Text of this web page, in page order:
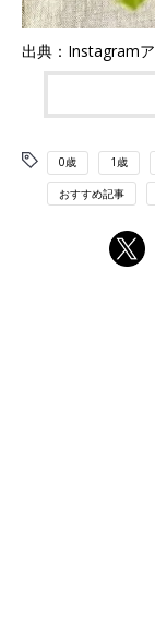
出典：Instagram
0歳 1歳
おすすめ記事